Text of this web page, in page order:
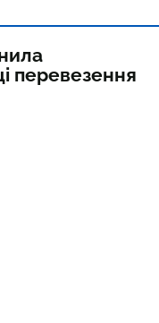
перевезення